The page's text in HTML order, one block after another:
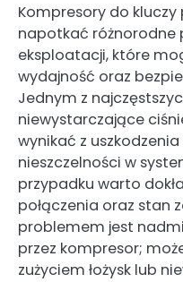
Kompresory do
napotkać różnorodne
eksploatacji, które
wydajność oraz
Jednym z
niewystarczające
wynikać z
nieszczelności w
przypadku warto
połączenia oraz stan
problemem jest
przez kompresor;
zużyciem łożysk lub